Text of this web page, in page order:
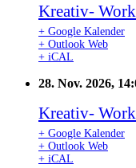
Kreativ-
+ Google Kalender
+ Outlook Web
+ iCAL
28. Nov. 2026,
Kreativ-
+ Google Kalender
+ Outlook Web
+ iCAL